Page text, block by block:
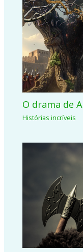
O drama de
Histórias incríveis